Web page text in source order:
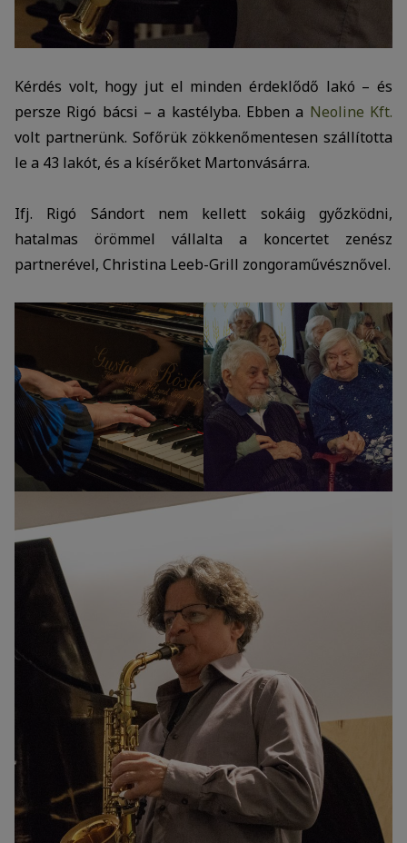
Kérdés volt, hogy jut el minden érdeklődő lakó – és
persze Rigó bácsi – a kastélyba. Ebben a Neoline Kft.
volt partnerünk. Sofőrük zökkenőmentesen szállította
le a 43 lakót, és a kísérőket Martonvásárra.
Ifj. Rigó Sándort nem kellett sokáig győzködni,
hatalmas örömmel vállalta a koncertet zenész
partnerével, Christina Leeb-Grill zongoraművésznővel.